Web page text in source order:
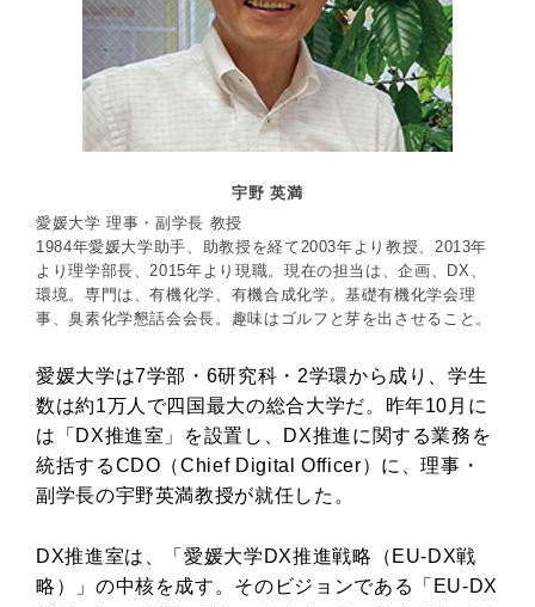
宇野 英満
愛媛大学 理事・副学長 教授
1984年愛媛大学助手、助教授を経て2003年より教授、2013年
より理学部長、2015年より現職。現在の担当は、企画、DX、
環境。専門は、有機化学、有機合成化学。基礎有機化学会理
事、臭素化学懇話会会長。趣味はゴルフと芽を出させること。
愛媛大学は7学部・6研究科・2学環から成り、学生
数は約1万人で四国最大の総合大学だ。昨年10月に
は「DX推進室」を設置し、DX推進に関する業務を
統括するCDO（Chief Digital Officer）に、理事・
副学長の宇野英満教授が就任した。
DX推進室は、「愛媛大学DX推進戦略（EU-DX戦
略）」の中核を成す。そのビジョンである「EU-DX